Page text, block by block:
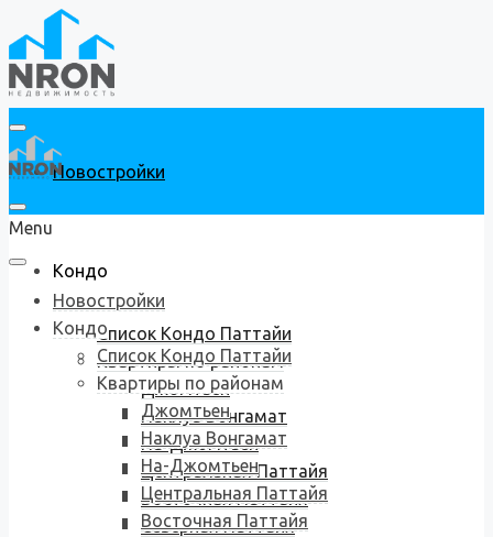
Новостройки
Кондо
Список Кондо Паттайи
Квартиры по районам
Джомтьен
Наклуа Вонгамат
На-Джомтьен
Центральная Паттайя
Восточная Паттайя
Северная Паттайя
Menu
Новостройки
Кондо
Список Кондо Паттайи
Квартиры по районам
Джомтьен
Наклуа Вонгамат
На-Джомтьен
Центральная Паттайя
Восточная Паттайя